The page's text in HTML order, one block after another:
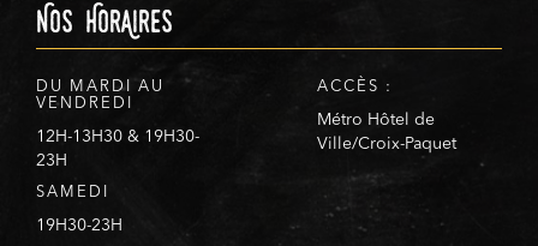
Nos HorAires
DU MARDI AU
VENDREDI
12H-13H30 & 19H30-
23H
SAMEDI
19H30-23H
ACCÈS :
Métro Hôtel de
Ville/Croix-Paquet